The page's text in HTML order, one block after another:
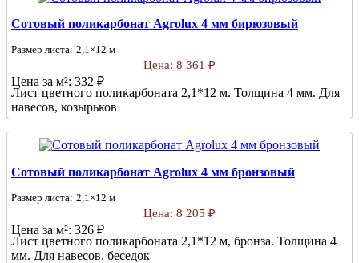
Сотовый поликарбонат Agrolux 4 мм бирюзовый
Размер листа: 2,1×12 м
Цена: 8 361 ₽
Цена за м²: 332 ₽
Лист цветного поликарбоната 2,1*12 м. Толщина 4 мм. Для
навесов, козырьков
Сотовый поликарбонат Agrolux 4 мм бронзовый
Размер листа: 2,1×12 м
Цена: 8 205 ₽
Цена за м²: 326 ₽
Лист цветного поликарбоната 2,1*12 м, бронза. Толщина 4
мм. Для навесов, беседок